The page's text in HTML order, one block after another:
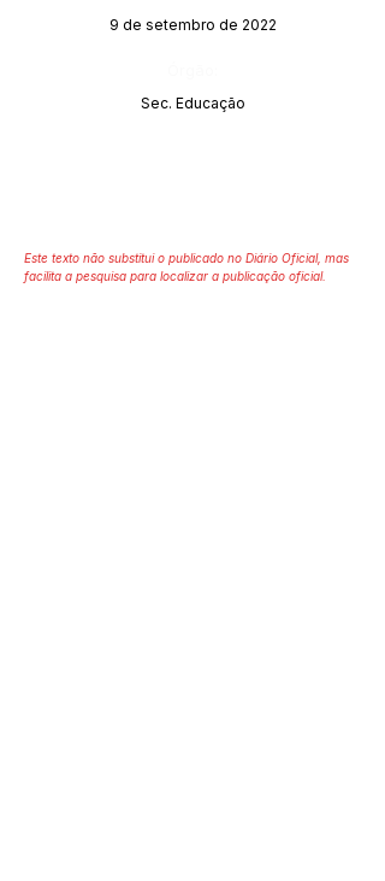
9 de setembro de 2022
Sec. Educação
Este texto não substitui o publicado no Diário Oficial, mas
facilita a pesquisa para localizar a publicação oficial.